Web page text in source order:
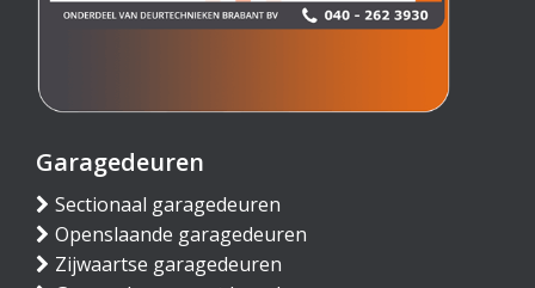
Garagedeuren
Sectionaal garagedeuren
Openslaande garagedeuren
Zijwaartse garagedeuren